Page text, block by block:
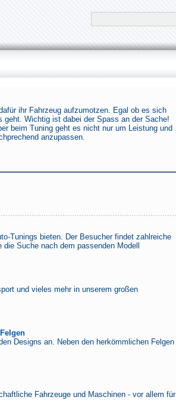
ihr Fahrzeug aufzumotzen. Egal ob es sich
Wichtig ist dabei der Spass an der Sache!
beim Tuning geht es nicht nur um Leistung und
anzupassen.
Tunings bieten. Der Besucher findet zahlreiche
Suche nach dem passenden Modell
und vieles mehr in unserem großen
Designs an. Neben den herkömmlichen Felgen
Fahrzeuge und Maschinen - vor allem für